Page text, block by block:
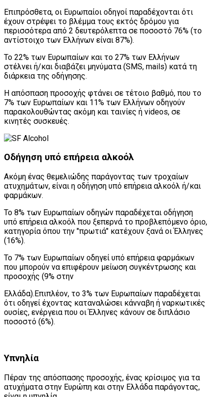
Επιπρόσθετα, οι Ευρωπαίοι οδηγοί παραδέχονται ότι
έχουν στρέψει το βλέμμα τους εκτός δρόμου για
περισσότερα από 2 δευτερόλεπτα σε ποσοστό 76% (το
αντίστοιχο των Ελλήνων είναι 87%).
Το 22% των Ευρωπαίων και το 27% των Ελλήνων
στέλνει ή/και διαβάζει μηνύματα (SMS, mails) κατά τη
διάρκεια της οδήγησης.
Η απόσπαση προσοχής φτάνει σε τέτοιο βαθμό, που το
7% των Ευρωπαίων και 11% των Ελλήνων οδηγούν
παρακολουθώντας ακόμη και ταινίες ή videos, σε
κινητές συσκευές.
Οδήγηση υπό επήρεια αλκοόλ
Ακόμη ένας θεμελιώδης παράγοντας των τροχαίων
ατυχημάτων, είναι η οδήγηση υπό επήρεια αλκοόλ ή/και
φαρμάκων.
Το 8% των Ευρωπαίων οδηγών παραδέχεται οδήγηση
υπό επήρεια αλκοόλ που ξεπερνά το προβλεπόμενο όριο,
κατηγορία όπου την "πρωτιά" κατέχουν ξανά οι Έλληνες
(16%).
Το 7% των Ευρωπαίων οδηγεί υπό επήρεια φαρμάκων
που μπορούν να επιφέρουν μείωση συγκέντρωσης και
προσοχής (9% στην
Ελλάδα).Επιπλέον, το 3% των Ευρωπαίων παραδέχεται
ότι οδηγεί έχοντας καταναλώσει κάνναβη ή ναρκωτικές
ουσίες, ενέργεια που οι Έλληνες κάνουν σε διπλάσιο
ποσοστό (6%).
Υπνηλία
Πέραν της απόσπασης προσοχής, ένας κρίσιμος για τα
ατυχήματα στην Ευρώπη και στην Ελλάδα παράγοντας,